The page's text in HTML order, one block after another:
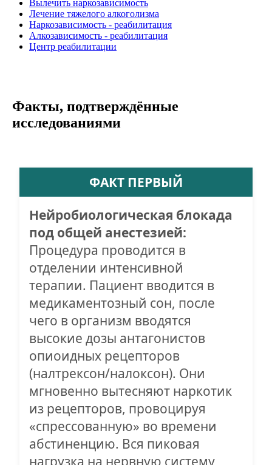
Вылечить наркозависимость
Лечение тяжелого алкоголизма
Наркозависимость - реабилитация
Алкозависимость - реабилитация
Центр реабилитации
Факты, подтверждённые
исследованиями
ФАКТ ПЕРВЫЙ
Нейробиологическая блокада
под общей анестезией:
Процедура проводится в
отделении интенсивной
терапии. Пациент вводится в
медикаментозный сон, после
чего в организм вводятся
высокие дозы антагонистов
опиоидных рецепторов
(налтрексон/налоксон). Они
мгновенно вытесняют наркотик
из рецепторов, провоцируя
«спрессованную» во времени
абстиненцию. Вся пиковая
нагрузка на нервную систему